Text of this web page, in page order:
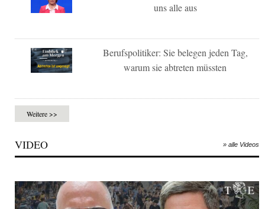
uns alle aus
Berufspolitiker: Sie belegen jeden Tag,
warum sie abtreten müssten
Weitere >>
VIDEO » alle Videos